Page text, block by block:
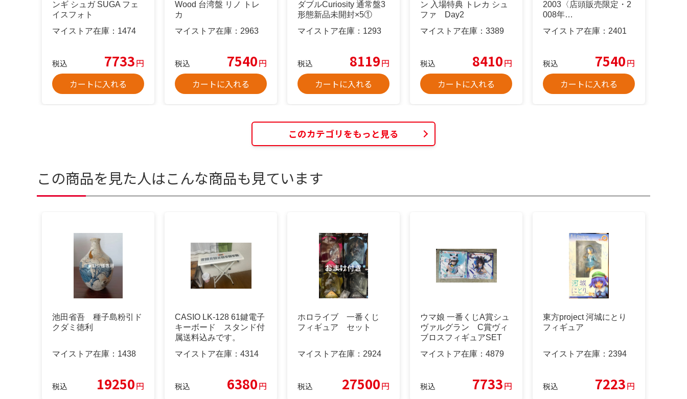
ンギ シュガ SUGA フェ
イスフォト
マイストア在庫： 1474
税込 7733円
カートに入れる
Wood 台湾盤 リノ トレ
カ
マイストア在庫： 2963
税込 7540円
カートに入れる
ダブルCuriosity 通常盤3
形態新品未開封×5①
マイストア在庫： 1293
税込 8119円
カートに入れる
ン 入場特典 トレカ シュ
ファ Day2
マイストア在庫： 3389
税込 8410円
カートに入れる
2003〈店頭販売限定・2
008年…
マイストア在庫： 2401
税込 7540円
カートに入れる
このカテゴリをもっと見る
この商品を見た人はこんな商品も見ています
池田省吾 種子島粉引ド
クダミ徳利
マイストア在庫： 1438
税込 19250円
CASIO LK-128 61鍵電子
キーボード スタンド付
属送料込みです。
マイストア在庫： 4314
税込 6380円
ホロライブ 一番くじ
フィギュア セット
マイストア在庫： 2924
税込 27500円
ウマ娘 一番くじA賞シュ
ヴァルグラン C賞ヴィ
ブロスフィギュアSET
マイストア在庫： 4879
税込 7733円
東方project 河城にとり
フィギュア
マイストア在庫： 2394
税込 7223円